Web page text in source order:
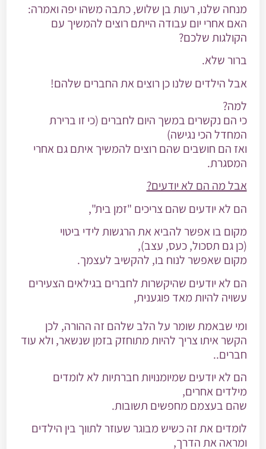
מנחה שלנו, רעות בן שלוש, כתבה משהו יפה ואמרה:
האם אחרי יום עבודה הייתם רוצים להמשיך עם
הקולגות שלכם?
ברור שלא.
אבל הילדים שלנו כן רוצים את החברים שלהם!
למה?
כי הם נקשרים במשך היום לחברים (כי זו ברירת
המחדל הכי נגישה)
ואז הם חושבים שהם רוצים להמשיך איתם גם אחרי
המסגרת.
אבל מה הם לא יודעים?
הם לא יודעים שהם צריכים "זמן בית",
מקום בו אפשר להביא את הרגשות לידי ביטוי
(כן גם תסכול, כעס, עצב),
מקום שאפשר לנוח בו, להקשיב לעצמך.
הם לא יודעים שהיקשרות לחברים בגילאים הצעירים
עשויה להיות מאד פוגענית,
ומי שבאמת שומר על הלב שלהם זה ההורה, לכן
הקשר איתו צריך להיות מתוחזק בזמן שנשאר, ולא עוד
חברים..
הם לא יודעים שמיומנויות חברתיות לא לומדים
מילדים אחרים,
שהם בעצמם מחפשים תשובות.
לומדים את זה כשיש מבוגר שעוזר לתווך בין הילדים
ומראה את הדרך,